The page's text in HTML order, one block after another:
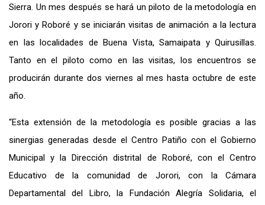
Sierra. Un mes después se hará un piloto de la metodología en
Jorori y Roboré y se iniciarán visitas de animación a la lectura
en las localidades de Buena Vista, Samaipata y Quirusillas.
Tanto en el piloto como en las visitas, los encuentros se
producirán durante dos viernes al mes hasta octubre de este
año.
“Esta extensión de la metodología es posible gracias a las
sinergias generadas desde el Centro Patiño con el Gobierno
Municipal y la Dirección distrital de Roboré, con el Centro
Educativo de la comunidad de Jorori, con la Cámara
Departamental del Libro, la Fundación Alegría Solidaria, el